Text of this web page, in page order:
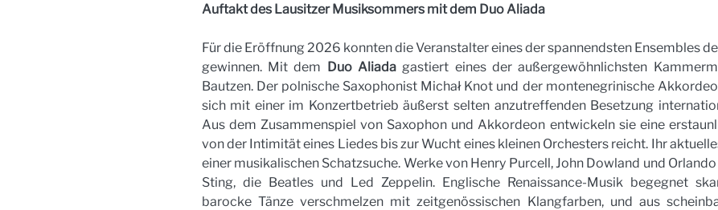
Auftakt des Lausitzer Musiksommers mit dem Duo Aliada
Für die Eröffnung 2026 konnten die Veranstalter eines der spannendsten Ensembles
gewinnen. Mit dem Duo Aliada gastiert eines der außergewöhnlichsten
Bautzen. Der polnische Saxophonist Michał Knot und der montenegrinische
sich mit einer im Konzertbetrieb äußerst selten anzutreffenden Besetzung
Aus dem Zusammenspiel von Saxophon und Akkordeon entwickeln sie eine
von der Intimität eines Liedes bis zur Wucht eines kleinen Orchesters reicht. Ihr
einer musikalischen Schatzsuche. Werke von Henry Purcell, John Dowland und
Sting, die Beatles und Led Zeppelin. Englische Renaissance-Musik begegnet
barocke Tänze verschmelzen mit zeitgenössischen Klangfarben, und aus